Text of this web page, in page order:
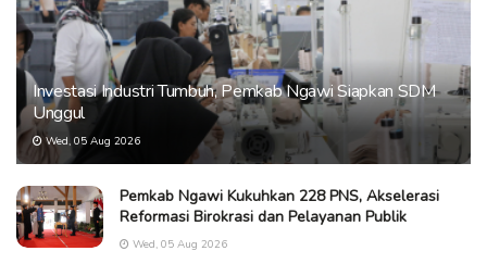
Investasi Industri Tumbuh, Pemkab Ngawi Siapkan SDM
Unggul
Wed, 05 Aug 2026
Pemkab Ngawi Kukuhkan 228 PNS, Akselerasi
Reformasi Birokrasi dan Pelayanan Publik
Wed, 05 Aug 2026